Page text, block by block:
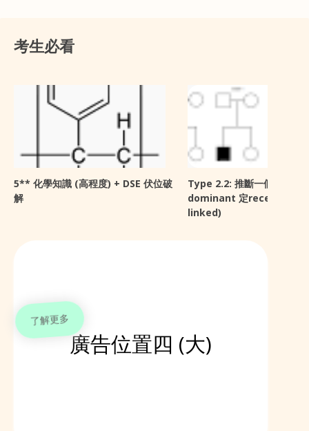
考生必看
5** 化學知識 (高程度) + DSE 伏位破
解
Type 2.2: 推斷一個trait 係
dominant 定recessive
linked)
廣告位置四 (大)
了解更多